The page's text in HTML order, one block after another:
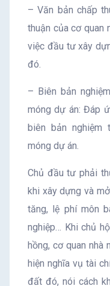
– Văn bản chấp
thuận của cơ quan
việc đầu tư xây
đó.
– Biên bản
móng dự án: Đáp
biên bản nghiệm
móng dự án.
Chủ đầu tư phải
khi xây dựng và
tăng, lệ phí môn
nghiệp… Khi chủ
hồng, cơ quan
hiện nghĩa vụ tài
đất đó, nói cách